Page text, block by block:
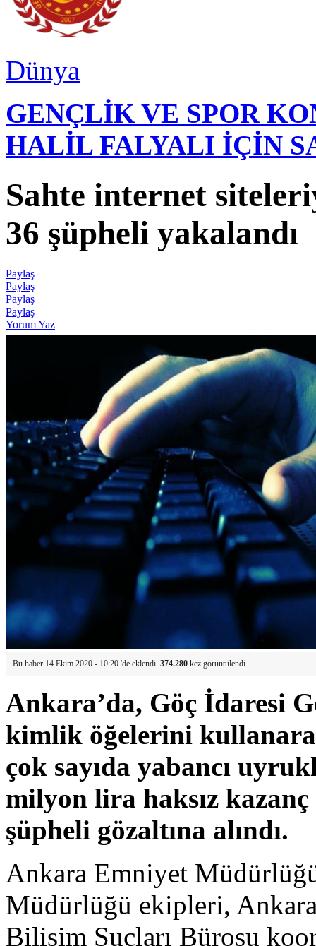
Dünya
GENÇLİK VE SPOR
HALİL FALYALI İÇİN
Sahte internet
36 şüpheli yakalandı
Paylaş
Paylaş
Paylaş
Paylaş
Yorum Yaz
Bu haber 14 Ekim 2020 - 10:20 'de eklendi. 374.280 kez görüntülendi.
Ankara’da, Göç İdaresi
kimlik öğelerini
çok sayıda yabancı
milyon lira haksız
şüpheli gözaltına alındı.
Ankara Emniyet
Müdürlüğü ekipleri, Ankara
Bilişim Suçları Bürosu